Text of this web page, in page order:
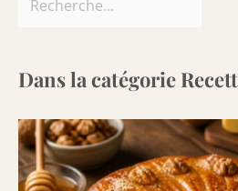
Dans la catégorie